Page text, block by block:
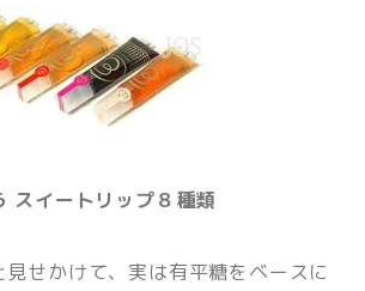
スイートリップ８種類
見せかけて、実は有平糖をベースに